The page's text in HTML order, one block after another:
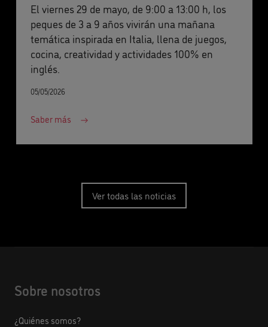
El viernes 29 de mayo, de 9:00 a 13:00 h, los
peques de 3 a 9 años vivirán una mañana
temática inspirada en Italia, llena de juegos,
cocina, creatividad y actividades 100% en
inglés.
05/05/2026
Saber más
Ver todas las noticias
Sobre nosotros
¿Quiénes somos?